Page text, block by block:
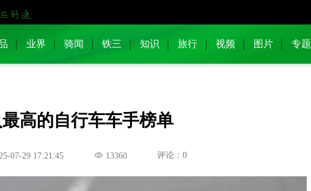
业界 骑闻 铁三 知识 旅行 视频 图片 专题
高的自行车车手榜单
07-29 17:21:45 13360 评论：0